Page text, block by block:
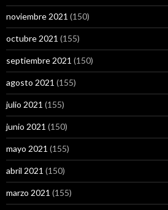
noviembre 2021 (150)
octubre 2021 (155)
septiembre 2021 (150)
agosto 2021 (155)
julio 2021 (155)
junio 2021 (150)
mayo 2021 (155)
abril 2021 (150)
marzo 2021 (155)